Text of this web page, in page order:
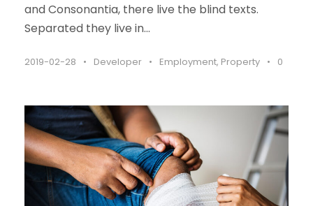
and Consonantia, there live the blind texts.
Separated they live in...
2019-02-28 • Developer • Employment, Property • 0